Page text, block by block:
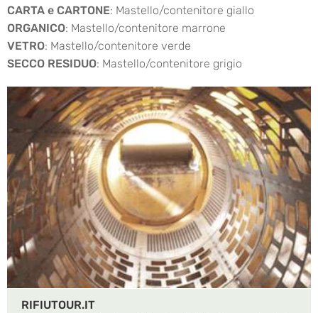
CARTA e CARTONE: Mastello/contenitore giallo
ORGANICO: Mastello/contenitore marrone
VETRO: Mastello/contenitore verde
SECCO RESIDUO: Mastello/contenitore grigio
RIFIUTOUR.IT